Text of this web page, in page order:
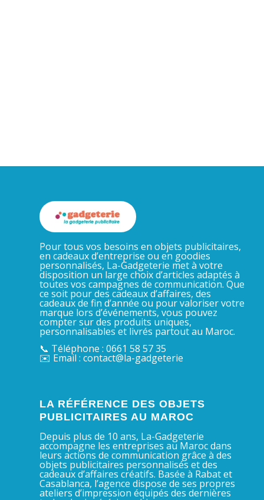
Pour tous vos besoins en objets publicitaires,
en cadeaux d’entreprise ou en goodies
personnalisés, La-Gadgeterie met à votre
disposition un large choix d’articles adaptés à
toutes vos campagnes de communication. Que
ce soit pour des cadeaux d’affaires, des
cadeaux de fin d’année ou pour valoriser votre
marque lors d’événements, vous pouvez
compter sur des produits uniques,
personnalisables et livrés partout au Maroc.
📞 Téléphone : 0661 58 57 35
✉️ Email : contact@la-gadgeterie
LA RÉFÉRENCE DES OBJETS
PUBLICITAIRES AU MAROC
Depuis plus de 10 ans, La-Gadgeterie
accompagne les entreprises au Maroc dans
leurs actions de communication grâce à des
objets publicitaires personnalisés et des
cadeaux d’affaires créatifs. Basée à Rabat et
Casablanca, l’agence dispose de ses propres
ateliers d’impression équipés des dernières